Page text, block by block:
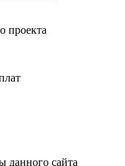
проекта
данного сайта